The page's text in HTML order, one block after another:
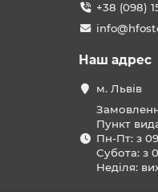
+38 (098)
Наш адрес
м. Львів
Пункт
Пн-Пт: з
Субота: з
Неділя: